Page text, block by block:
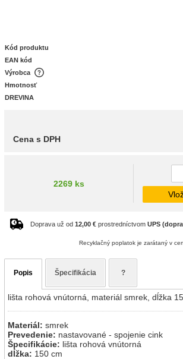
Kód produktu
EAN kód
Výrobca
Hmotnosť
DREVINA
Cena s DPH
2269 ks
Doprava už od 12,00 € prostredníctvom UPS
Recyklačný poplatok je zarátaný v
Popis Špecifikácia ?
lišta rohová vnútorná, materiál smrek, dĺžka
Materiál: smrek
Prevedenie: nastavované - spojenie cink
Špecifikácie: lišta rohová vnútorná
dĺžka: 150 cm